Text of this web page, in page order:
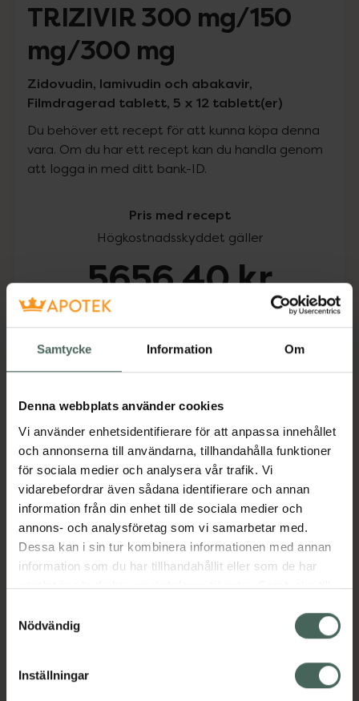
Samtycke Information Om
Denna webbplats använder cookies
Vi använder enhetsidentifierare för att anpassa innehållet
och annonserna till användarna, tillhandahålla funktioner
för sociala medier och analysera vår trafik. Vi
vidarebefordrar även sådana identifierare och annan
information från din enhet till de sociala medier och
annons- och analysföretag som vi samarbetar med.
Dessa kan i sin tur kombinera informationen med annan
information som du har tillhandahållit eller som de har
samlat in när du har använt deras tjänster. Samtycke till
återkalla ditt samtycke via webbplatsens
cookieinställningar. Ett återkallat samtycke påverkar inte
lagligheten av behandling som skett innan återkallelsen.
Nödvändig
Inställningar
TRIZIVIR 300 mg/150
mg/300 mg
Zidovudin, lamivudin och abakavir,
Filmdragerad tablett, 5 x 12 tablett(er)
Du behöver ett recept för att kunna köpa denna
vara. Om du har ett recept kan du handla genom
att logga in med ditt bank-ID.
Pris med recept
Högkostnadsskyddet gäller
5656,40 kr
Köp via ditt recept
Aktuella erbjudanden
Beskrivning Dölj
Läs alltid bipacksedeln innan
användning.
EAN:05054626201476
Bipacksedel från FASS Visa